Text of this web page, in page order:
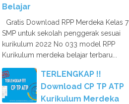
Belajar
Gratis Download RPP Merdeka Kelas 7
SMP untuk sekolah penggerak sesuai
kurikulum 2022 No 033 model RPP
Kurikulum merdeka belajar terbaru...
TERLENGKAP !!
Download CP TP ATP
Kurikulum Merdeka